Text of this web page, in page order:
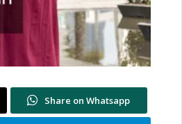
Share on Whatsapp